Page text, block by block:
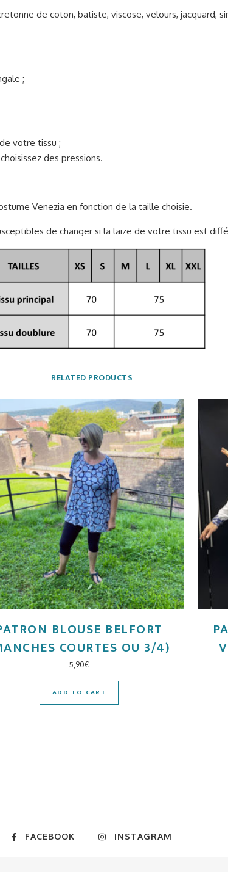
de coton, batiste, viscose, velours, jacquard,
;
votre tissu ;
des pressions.
Venezia en fonction de la taille choisie.
de changer si la laize de votre tissu est
RELATED PRODUCTS
BLOUSE BELFORT
COURTES OU 3/4)
5,90€
ADD TO CART
FACEBOOK INSTAGRAM